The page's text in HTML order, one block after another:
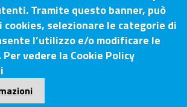
Spallanzani, 25 – 52100 Arezzo
Piazza Giacomo Matteotti, 30 - 53100
Tramite questo banner, può
selezionare le categorie di
l’utilizzo e/o modificare le
vedere la Cookie Policy